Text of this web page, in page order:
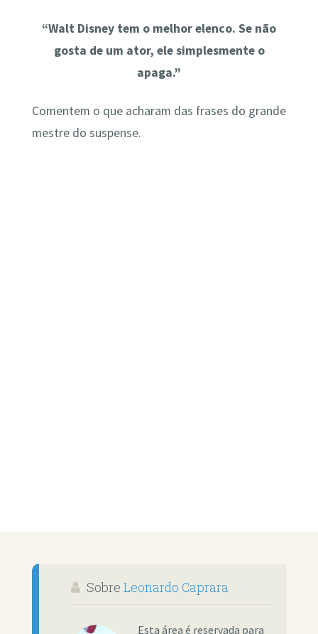
“Walt Disney tem o melhor elenco. Se não
gosta de um ator, ele simplesmente o
apaga.”
Comentem o que acharam das frases do grande
mestre do suspense.
Sobre Leonardo Caprara
Esta área é reservada para